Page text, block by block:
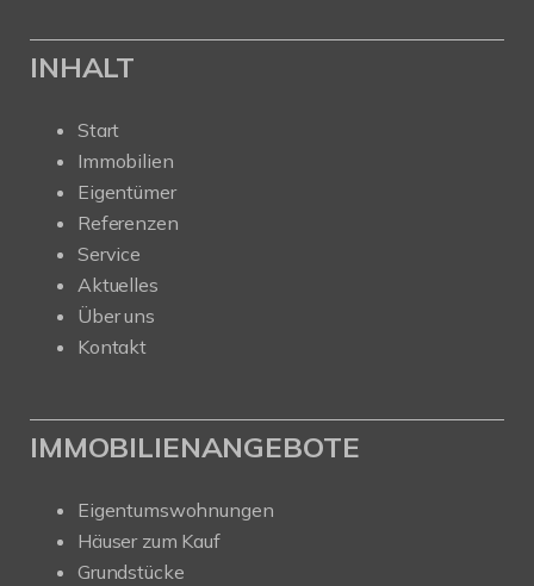
INHALT
Start
Immobilien
Eigentümer
Referenzen
Service
Aktuelles
Über uns
Kontakt
IMMOBILIENANGEBOTE
Eigentumswohnungen
Häuser zum Kauf
Grundstücke